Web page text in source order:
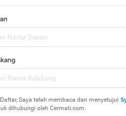
Saya telah membaca dan menyetujui
dihubungi oleh Cermati.com.